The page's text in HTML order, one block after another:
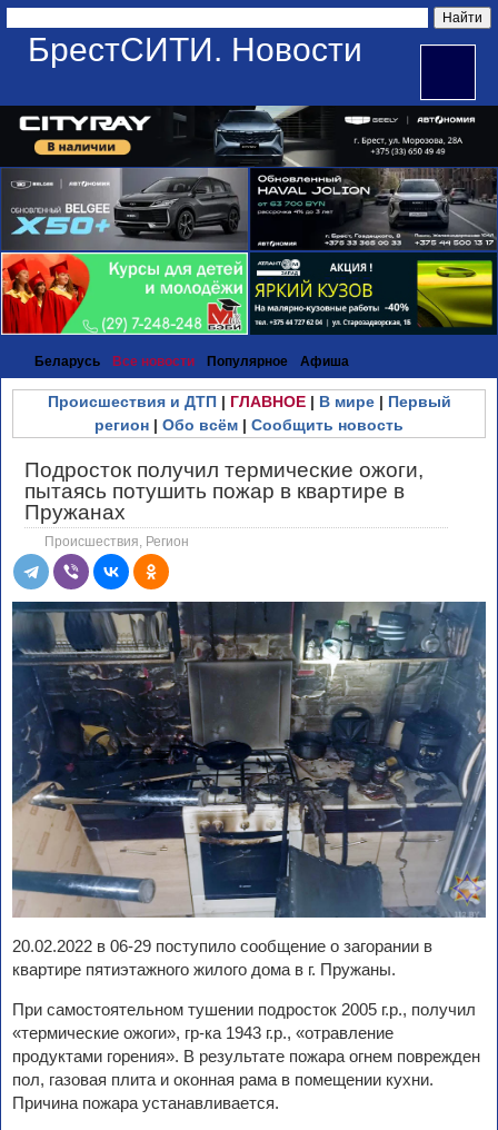
БрестСИТИ. Новости
Беларусь Все новости Популярное Афиша
Происшествия и ДТП| ГЛАВНОЕ| В мире| Первый
регион | Обо всём | Сообщить новость
Подросток получил термические ожоги,
пытаясь потушить пожар в квартире в
Пружанах
Происшествия Регион
20.02.2022 в 06-29 поступило сообщение о загорании в
квартире пятиэтажного жилого дома в г. Пружаны.
При самостоятельном тушении подросток 2005 г.р., получил
«термические ожоги», гр-ка 1943 г.р., «отравление
продуктами горения». В результате пожара огнем поврежден
пол, газовая плита и оконная рама в помещении кухни.
Причина пожара устанавливается.